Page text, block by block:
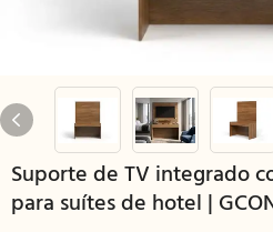
Suporte de TV integrado
para suítes de hotel |